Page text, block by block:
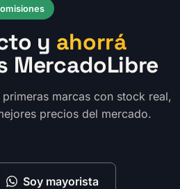
y ahorrá
MercadoLibre
marcas con stock real,
precios del mercado.
Soy mayorista